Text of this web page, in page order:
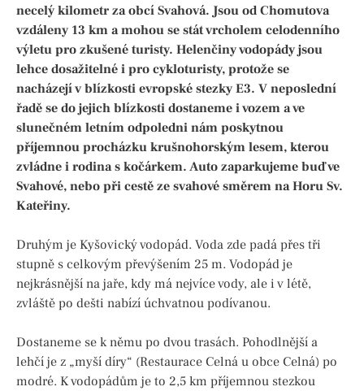
necelý kilometr za obcí Svahová. Jsou od Chomutova
vzdáleny 13 km a mohou se stát vrcholem celodenního
výletu pro zkušené turisty. Helenčiny vodopády jsou
lehce dosažitelné i pro cykloturisty, protože se
nacházejí v blízkosti evropské stezky E3. V neposlední
řadě se do jejich blízkosti dostaneme i vozem a ve
slunečném letním odpoledni nám poskytnou
příjemnou procházku krušnohorským lesem, kterou
zvládne i rodina s kočárkem. Auto zaparkujeme buď ve
Svahové, nebo při cestě ze svahové směrem na Horu Sv.
Kateřiny.
Druhým je Kyšovický vodopád. Voda zde padá přes tři
stupně s celkovým převýšením 25 m. Vodopád je
nejkrásnější na jaře, kdy má nejvíce vody, ale i v létě,
zvláště po dešti nabízí úchvatnou podívanou.
Dostaneme se k němu po dvou trasách. Pohodlnější a
lehčí je z „myší díry“ (Restaurace Celná u obce Celná) po
modré. K vodopádům je to 2,5 km příjemnou stezkou